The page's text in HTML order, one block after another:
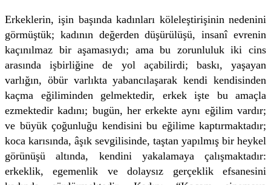
Erkeklerin, işin başında kadınları köleleştirişinin nedenini
görmüştük; kadının değerden düşürülüşü, insanî evrenin
kaçınılmaz bir aşamasıydı; ama bu zorunluluk iki cins
arasında işbirliğine de yol açabilirdi; baskı, yaşayan
varlığın, öbür varlıkta yabancılaşarak kendi kendisinden
kaçma eğiliminden gelmektedir, erkek işte bu amaçla
ezmektedir kadını; bugün, her erkekte aynı eğilim vardır;
ve büyük çoğunluğu kendisini bu eğilime kaptırmaktadır;
koca karısında, âşık sevgilisinde, taştan yapılmış bir heykel
görünüşü altında, kendini yakalamaya çalışmaktadır:
erkeklik, egemenlik ve dolaysız gerçeklik efsanesini